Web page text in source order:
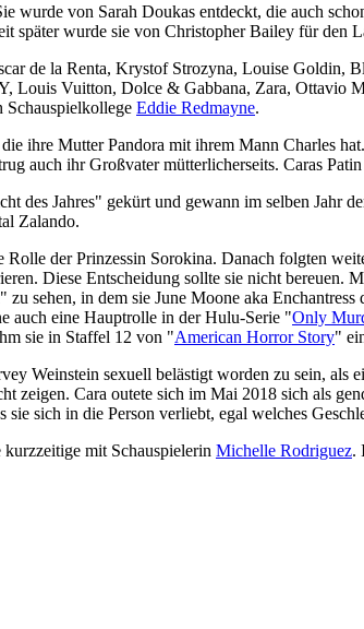
von Sarah Doukas entdeckt, die auch
wurde sie von Christopher Bailey für den
de la Renta, Krystof Strozyna, Louise Goldin,
Louis Vuitton, Dolce & Gabbana, Zara, Ottavio
Schauspielkollege Eddie Redmayne.
ihre Mutter Pandora mit ihrem Mann Charles
auch ihr Großvater mütterlicherseits. Caras
Jahres" gekürt und gewann im selben Jahr
Zalando.
Rolle der Prinzessin Sorokina. Danach folgten
Diese Entscheidung sollte sie nicht
sehen, in dem sie June Moone aka
auch eine Hauptrolle in der Hulu-Serie "Only
sie in Staffel 12 von "American Horror Story"
Weinstein sexuell belästigt worden zu sein, als
zeigen. Cara outete sich im Mai 2018 sich als
sich in die Person verliebt, egal welches
mit Schauspielerin Michelle Rodriguez.